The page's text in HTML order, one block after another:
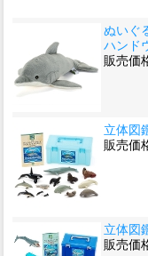
ぬいぐ
ハンド
販売価
立体図
販売価
立体図
販売価